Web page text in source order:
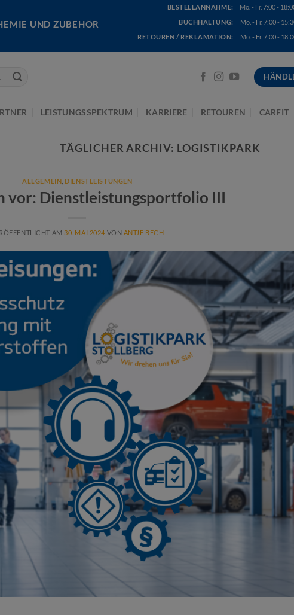
UND ZUBEHÖR
BESTELLANNAHME:
Mo. - Fr. 7:00 -
BUCHHALTUNG:
Mo. - Fr. 7:00 -
RETOUREN / REKLAMATION:
Mo. - Fr. 7:00 -
LEISTUNGSSPEKTRUM KARRIERE RETOUREN CARFIT
TÄGLICHER ARCHIV: LOGISTIKPARK
ALLGEMEIN DIENSTLEISTUNGEN
vor: Dienstleistungsportfolio III
AM 30. MAI 2024 VON ANTJE BECH